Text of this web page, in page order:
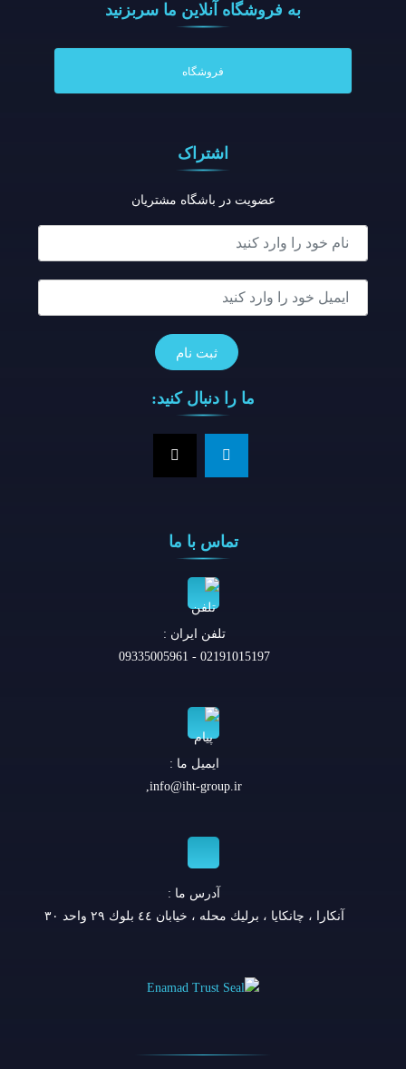
به فروشگاه آنلاين ما سربزنيد
فروشگاه
اشتراک
عضویت در باشگاه مشتریان
ما را دنبال کنید:
تماس با ما
تلفن ايران :
02191015197 - 09335005961
ایمیل ما :
info@iht-group.ir
,
آدرس ما :
آنكارا ، چانكايا ، برليك محله ، خيابان ٤٤ بلوك ٢٩ واحد ٣٠